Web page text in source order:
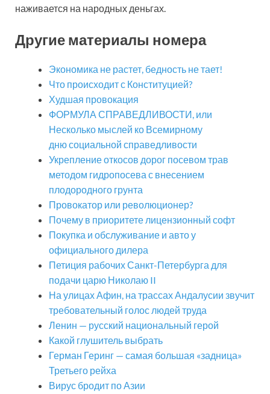
наживается на народных деньгах.
Другие материалы номера
Экономика не растет, бедность не тает!
Что происходит с Конституцией?
Худшая провокация
ФОРМУЛА СПРАВЕДЛИВОСТИ, или
Несколько мыслей ко Всемирному
дню социальной справедливости
Укрепление откосов дорог посевом трав
методом гидропосева с внесением
плодородного грунта
Провокатор или революционер?
Почему в приоритете лицензионный софт
Покупка и обслуживание и авто у
официального дилера
Петиция рабочих Санкт-Петербурга для
подачи царю Николаю II
На улицах Афин, на трассах Андалусии звучит
требовательный голос людей труда
Ленин — русский национальный герой
Какой глушитель выбрать
Герман Геринг — самая большая «задница»
Третьего рейха
Вирус бродит по Азии